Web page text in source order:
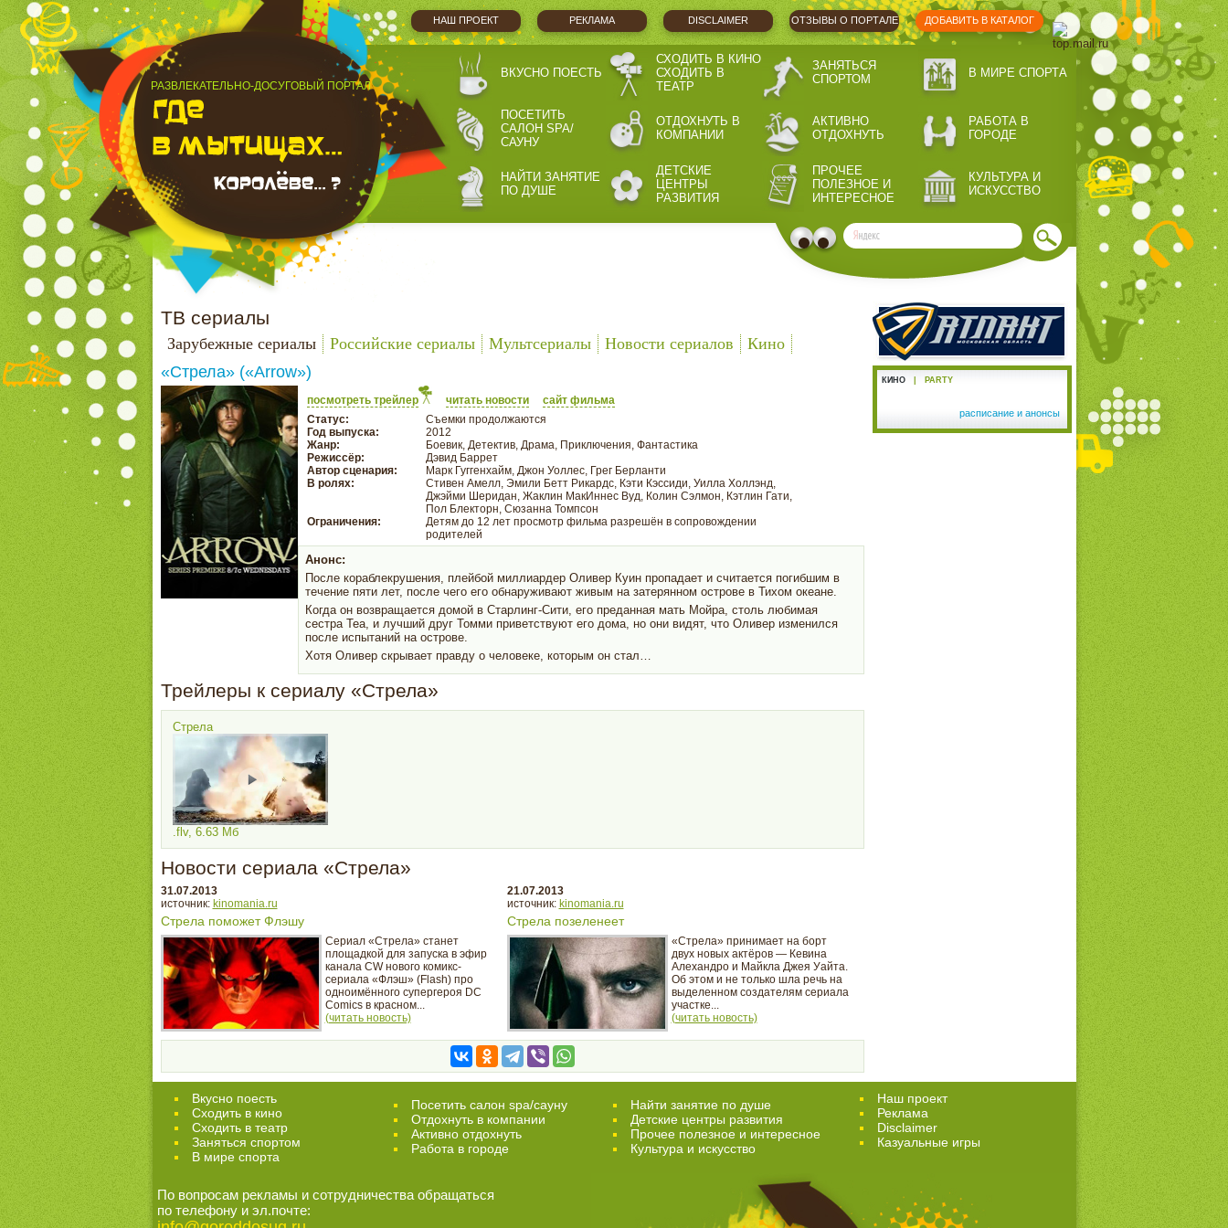
НАШ ПРОЕКТ РЕКЛАМА DISCLAIMER ОТЗЫВЫ О ПОРТАЛЕ ДОБАВИТЬ В КАТАЛОГ
РАЗВЛЕКАТЕЛЬНО-ДОСУГОВЫЙ ПОРТАЛ
ВКУСНО ПОЕСТЬ
СХОДИТЬ В КИНО
СХОДИТЬ В
ТЕАТР
ЗАНЯТЬСЯ
СПОРТОМ
В МИРЕ СПОРТА
ПОСЕТИТЬ
САЛОН SPA/
САУНУ
ОТДОХНУТЬ В
КОМПАНИИ
АКТИВНО
ОТДОХНУТЬ
РАБОТА В
ГОРОДЕ
НАЙТИ ЗАНЯТИЕ
ПО ДУШЕ
ДЕТСКИЕ
ЦЕНТРЫ
РАЗВИТИЯ
ПРОЧЕЕ
ПОЛЕЗНОЕ И
ИНТЕРЕСНОЕ
КУЛЬТУРА И
ИСКУССТВО
ТВ сериалы
Зарубежные сериалы Российские сериалы Мультсериалы Новости сериалов
Кино
«Стрела» («Arrow»)
посмотреть трейлер читать новости
сайт фильма
Статус:
Съемки продолжаются
Год выпуска:
2012
Жанр:
Боевик, Детектив, Драма, Приключения, Фантастика
Режиссёр:
Дэвид Баррет
Автор сценария:
Марк Гуггенхайм, Джон Уоллес, Грег Берланти
В ролях:
Стивен Амелл, Эмили Бетт Рикардс, Кэти Кэссиди, Уилла Холлэнд,
Джэйми Шеридан, Жаклин МакИннес Вуд, Колин Сэлмон, Кэтлин Гати,
Пол Блекторн, Сюзанна Томпсон
Ограничения:
Детям до 12 лет просмотр фильма разрешён в сопровождении
родителей
Анонс:
После кораблекрушения, плейбой миллиардер Оливер Куин пропадает и считается погибшим в
течение пяти лет, после чего его обнаруживают живым на затерянном острове в Тихом океане.
Когда он возвращается домой в Старлинг-Сити, его преданная мать Мойра, столь любимая
сестра Теа, и лучший друг Томми приветствуют его дома, но они видят, что Оливер изменился
после испытаний на острове.
Хотя Оливер скрывает правду о человеке, которым он стал…
Трейлеры к сериалу «Стрела»
Стрела
.flv, 6.63 Мб
Новости сериала «Стрела»
31.07.2013
источник: kinomania.ru
Стрела поможет Флэшу
Сериал «Стрела» станет
площадкой для запуска в эфир
канала CW нового комикс-
сериала «Флэш» (Flash) про
одноимённого супергероя DC
Comics в красном...
(читать новость)
21.07.2013
источник: kinomania.ru
Стрела позеленеет
«Стрела» принимает на борт
двух новых актёров — Кевина
Алехандро и Майкла Джея Уайта.
Об этом и не только шла речь на
выделенном создателям сериала
участке...
(читать новость)
КИНО PARTY
расписание и анонсы
Вкусно поесть
Сходить в кино
Cходить в театр
Заняться спортом
В мире спорта
Посетить салон spa/сауну
Отдохнуть в компании
Активно отдохнуть
Работа в городе
Найти занятие по душе
Детские центры развития
Прочее полезное и интересное
Культура и искусство
Наш проект
Реклама
Disclaimer
Казуальные игры
По вопросам рекламы и сотрудничества обращаться
по телефону и эл.почте: